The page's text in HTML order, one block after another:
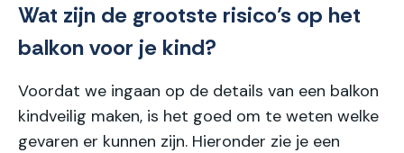
Wat zijn de grootste risico’s op het
balkon voor je kind?
Voordat we ingaan op de details van een balkon
kindveilig maken, is het goed om te weten welke
gevaren er kunnen zijn. Hieronder zie je een